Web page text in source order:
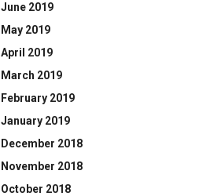
June 2019
May 2019
April 2019
March 2019
February 2019
January 2019
December 2018
November 2018
October 2018